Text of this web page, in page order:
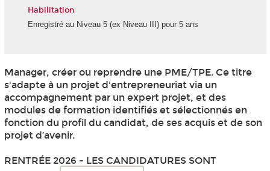
Habilitation
Enregistré au Niveau 5 (ex Niveau III) pour 5 ans
Manager, créer ou reprendre une PME/TPE. Ce titre
s'adapte à un projet d'entrepreneuriat via un
accompagnement par un expert projet, et des
modules de formation identifiés et sélectionnés en
fonction du profil du candidat, de ses acquis et de son
projet d’avenir.
RENTRÉE 2026 - LES CANDIDATURES SONT